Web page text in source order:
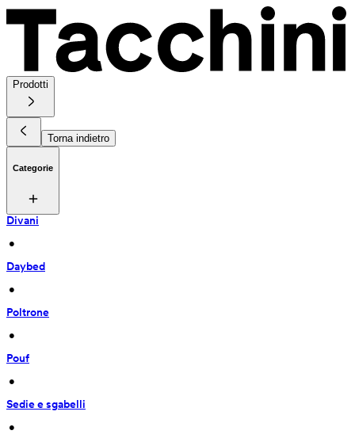
Prodotti
Torna indietro
Categorie
Divani
•
Daybed
•
Poltrone
•
Pouf
•
Sedie e sgabelli
•